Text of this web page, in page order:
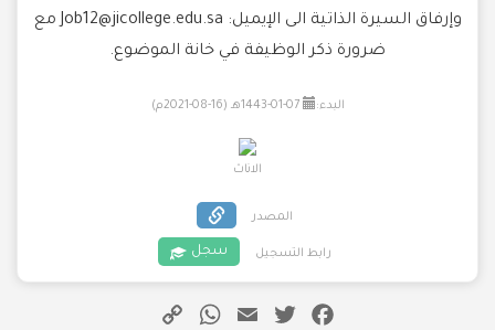
وإرفاق السيرة الذاتية الى الإيميل: Job12@jicollege.edu.sa مع
ضرورة ذكر الوظيفة في خانة الموضوع.
البدء: 07-01-1443هـ (16-08-2021م)
الاناث
المصدر
رابط التسجيل سجل
Facebook
Twitter
Email
WhatsApp